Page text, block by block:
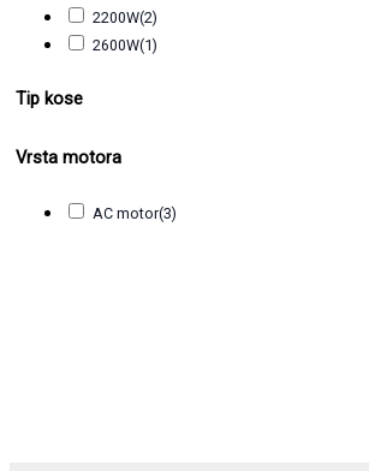
2200W(2)
2600W(1)
Tip kose
Vrsta motora
AC motor(3)